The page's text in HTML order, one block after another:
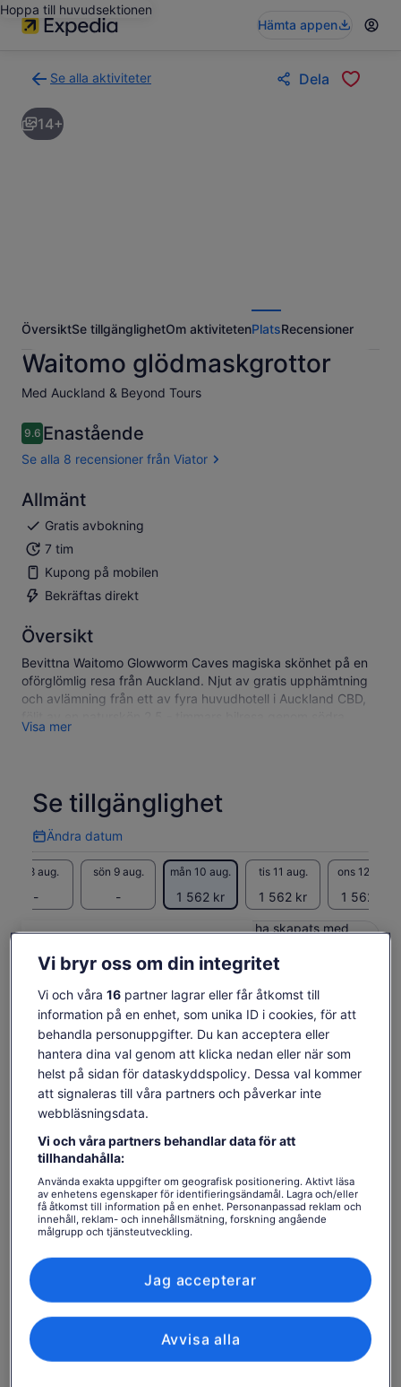
Hoppa till huvudsektionen
Hämta appen
Se alla aktiviteter
tillbaka
till
resultatsidan
Dela
14+
ÖversiktSe tillgänglighetOm aktivitetenPlatsRecensioner
Waitomo glödmaskgrottor
Med Auckland & Beyond Tours
9.69.6 av 10
Enastående
Se alla 8 recensioner från Viator
Allmänt
Gratis avbokning
7 tim
Kupong på mobilen
Bekräftas direkt
Översikt
Bevittna Waitomo Glowworm Caves magiska skönhet på en
oförglömlig resa från Auckland. Njut av gratis upphämtning
och avlämning från ett av fyra huvudhotell i Auckland CBD,
Auckland och den pittoreska Waikato landsbygden, med
presentbutiken eller köpa förfriskningar innan du börjar din
en timme långa guidade tur genom de berömda Waitomo
Glowworm-grottorna. Lär dig om grottornas fascinerande
historia, unika kalkstensformationer och de inhemska
lysmaskarna Arachnocampa luminosa som lyser upp de
Komplettera din upplevelse med en lugn båttur längs den
underjordiska Waitomo River, glider tyst under tusentals
natursköna återresan till Auckland, som avslutar en
underjordiska underverk och oförglömlig Nya Zeelands
landskap.
Visa mer
Se tillgänglighet
Ändra datum
Ändra
datum
lör 8 aug.
-
sön 9 aug.
-
mån 10 aug.
1 562 kr
tis 11 aug.
1 562 kr
ons 12 aug.
1 562 kr
Priset
är
1 562 kr
per
vuxen
1 562 kr
per vuxen
Se biljetter
Innehållet på den här sidan kan ha skapats med
Se originaltexten (engelska)
i
ny
flik
Vad ingår och vad ingår
inte?
Snacks
Alla skatter, avgifter och hanteringsavgifter
Alla entrébiljetter & guidade turer
Professionell chaufför / Guide
Luftkonditionerat fordon
Vatten på flaska
Gratis upphämtning och avlämning från de flesta
Lunch
Bra att veta innan du bokar
Vi bryr oss om din integritet
Vi och våra 16partner lagrar eller får åtkomst till
information på en enhet, som unika ID i cookies, för att
behandla personuppgifter. Du kan acceptera eller
hantera dina val genom att klicka nedan eller när som
helst på sidan för dataskyddspolicy. Dessa val kommer
att signaleras till våra partners och påverkar inte
webbläsningsdata.
Vi och våra partners behandlar data för att
tillhandahålla:
Använda exakta uppgifter om geografisk positionering. Aktivt läsa
av enhetens egenskaper för identifieringsändamål. Lagra och/eller
få åtkomst till information på en enhet. Personanpassad reklam och
innehåll, reklam- och innehållsmätning, forskning angående
målgrupp och tjänsteutveckling.
Avvisa alla
Jag accepterar